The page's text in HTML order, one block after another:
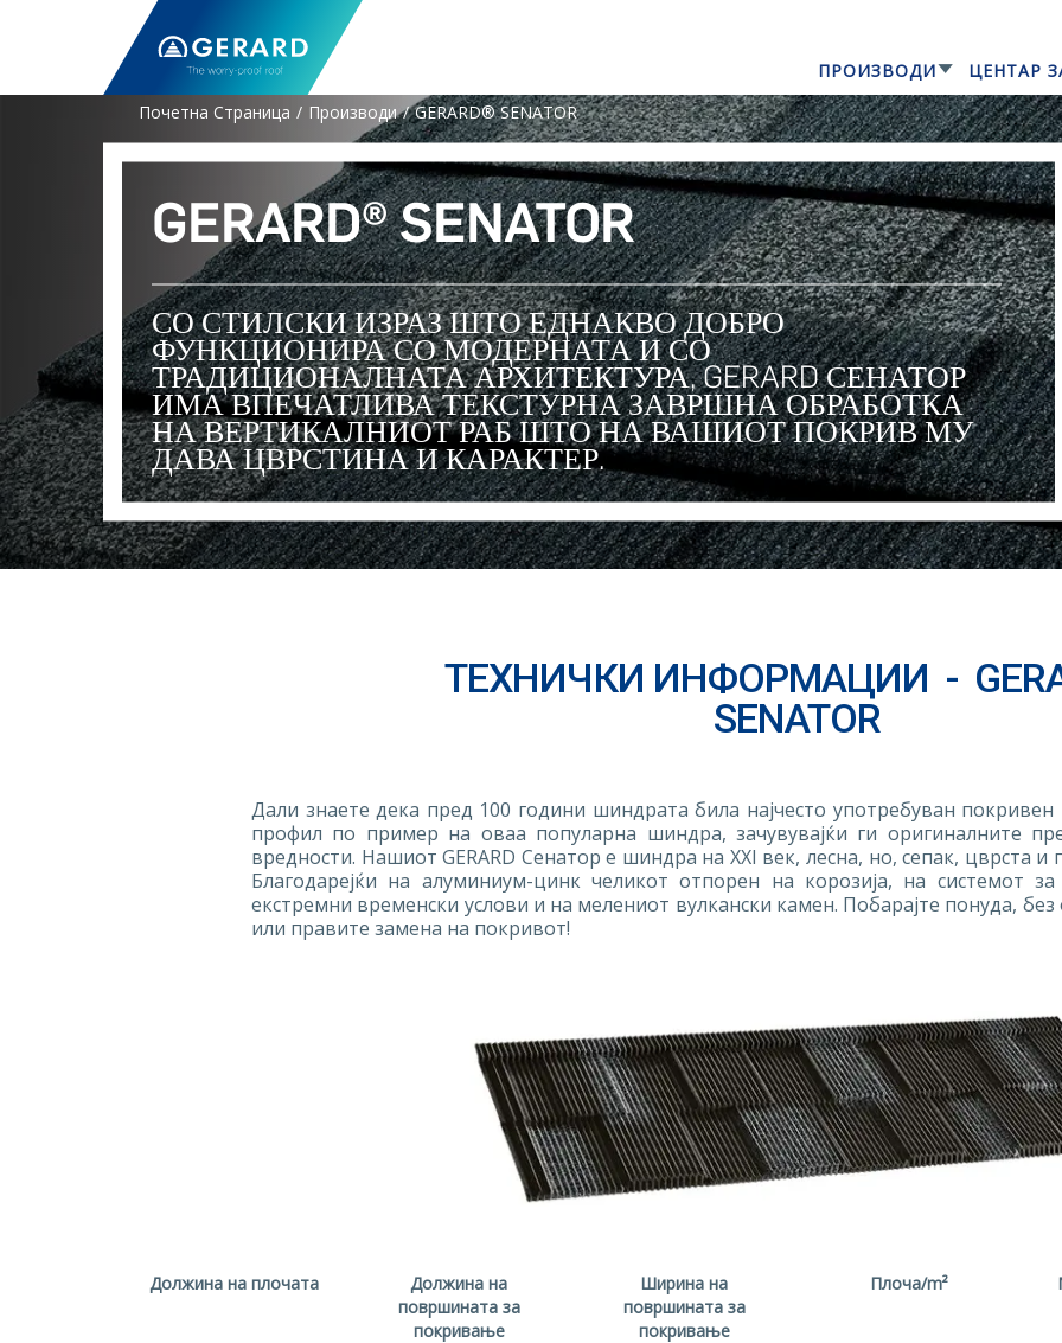
ПРОИЗВОДИ ЦЕНТАР
Почетна Страница
Производи GERARD® SENATOR
GERARD® SENATOR
СО СТИЛСКИ ИЗРАЗ ШТО ЕДНАКВО ДОБРО
ФУНКЦИОНИРА СО МОДЕРНАТА И СО
ТРАДИЦИОНАЛНАТА АРХИТЕКТУРА, GERARD СЕНАТОР
ИМА ВПЕЧАТЛИВА ТЕКСТУРНА ЗАВРШНА ОБРАБОТКА
НА ВЕРТИКАЛНИОТ РАБ ШТО НА ВАШИОТ ПОКРИВ МУ
ДАВА ЦВРСТИНА И КАРАКТЕР.
ТЕХНИЧКИ ИНФОРМАЦИИ -
SENATOR
Дали знаете дека пред 100 години шиндрата била најчесто употребуван покривен
профил по пример на оваа популарна шиндра, зачувувајќи ги оригиналните
вредности. Нашиот GERARD Сенатор е шиндра на XXI век, лесна, но, сепак, цврста
Благодарејќи на алуминиум-цинк челикот отпорен на корозија, на системот
екстремни временски услови и на мелениот вулкански камен. Побарајте понуда, без
или правите замена на покривот!
Должина на плочата
Должина на
површината за
покривање
Ширина на
површината за
покривање
Плоча/m²